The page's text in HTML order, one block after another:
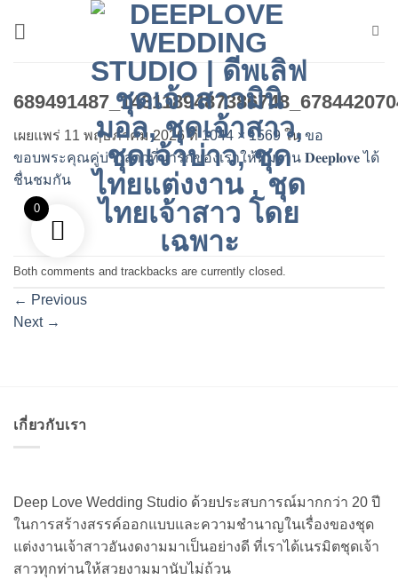
เผยแพร่ 11 พฤษภาคม 2026ที่1044 × 1569 ใน ขอ
ขอบพระคุณคู่บ่าวสาวที่น่ารักของเราให้ทีมงาน 𝐃𝐞𝐞𝐩𝐥𝐨𝐯𝐞 ได้
ชื่นชมกัน
Both comments and trackbacks are currently closed.
← Previous
Next →
เกี่ยวกับเรา
Deep Love Wedding Studio ด้วยประสบการณ์มากกว่า 20 ปี
ในการสร้างสรรค์ออกแบบและความชำนาญในเรื่องของชุด
แต่งงานเจ้าสาวอันงดงามมาเป็นอย่างดี ที่เราได้เนรมิตชุดเจ้า
สาวทุกท่านให้สวยงามมานับไม่ถ้วน
0